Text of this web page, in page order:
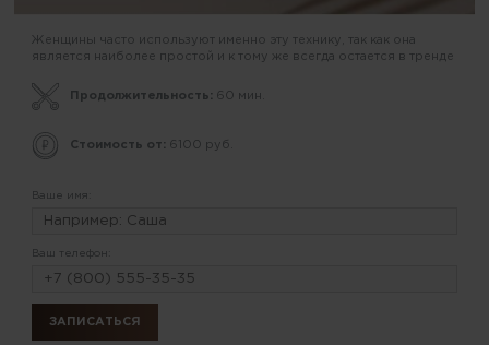
Женщины часто используют именно эту технику, так как она
является наиболее простой и к тому же всегда остается в тренде
Продолжительность: 60 мин.
Стоимость от: 6100 руб.
Ваше имя:
Ваш телефон: